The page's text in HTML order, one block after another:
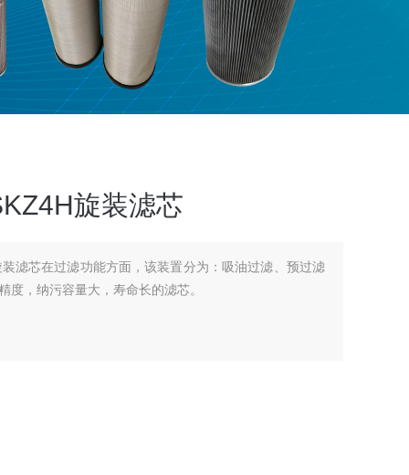
旋装滤芯
滤芯在过滤功能方面，该装置分为：吸油过滤、预过滤
度，纳污容量大，寿命长的滤芯。